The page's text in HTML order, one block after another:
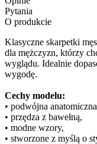
Pytania
O produkcie
Klasyczne skarpetki
dla mężczyzn, którzy
wyglądu. Idealnie
wygodę.
Cechy modelu:
• podwójna
• przędza z bawełną,
• modne wzory,
• stworzone z myślą o